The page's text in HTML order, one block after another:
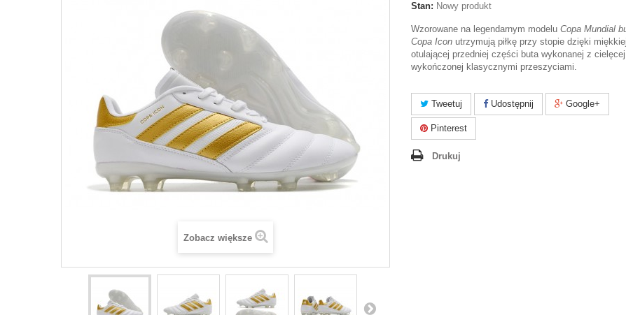
Zobacz większe
Stan: Nowy produkt
Wzorowane na legendarnym modelu Copa Mundial
Copa Icon utrzymują piłkę przy stopie dzięki
otulającej przedniej części buta wykonanej z
wykończonej klasycznymi przeszyciami.
Tweetuj Udostępnij Google+
Pinterest
Drukuj